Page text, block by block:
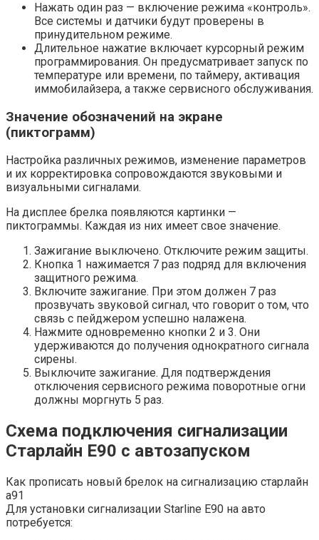
Нажать один раз — включение режима «контроль».
Все системы и датчики будут проверены в
принудительном режиме.
Длительное нажатие включает курсорный режим
программирования. Он предусматривает запуск по
температуре или времени, по таймеру, активация
иммобилайзера, а также сервисного обслуживания.
Значение обозначений на экране
(пиктограмм)
Настройка различных режимов, изменение параметров
и их корректировка сопровождаются звуковыми и
визуальными сигналами.
На дисплее брелка появляются картинки —
пиктограммы. Каждая из них имеет свое значение.
Зажигание выключено. Отключите режим защиты.
Кнопка 1 нажимается 7 раз подряд для включения
защитного режима.
Включите зажигание. При этом должен 7 раз
прозвучать звуковой сигнал, что говорит о том, что
связь с пейджером успешно налажена.
Нажмите одновременно кнопки 2 и 3. Они
удерживаются до получения однократного сигнала
сирены.
Выключите зажигание. Для подтверждения
отключения сервисного режима поворотные огни
должны моргнуть 5 раз.
Схема подключения сигнализации
Старлайн Е90 с автозапуском
Как прописать новый брелок на сигнализацию старлайн
а91
Для установки сигнализации Starline E90 на авто
потребуется: